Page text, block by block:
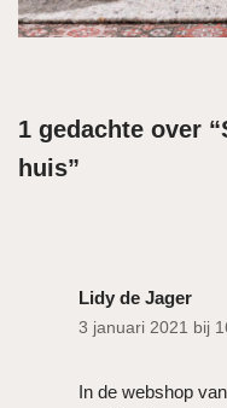
1 gedachte over
huis”
Lidy de Jager
3 januari 2021 bij
In de webshop van